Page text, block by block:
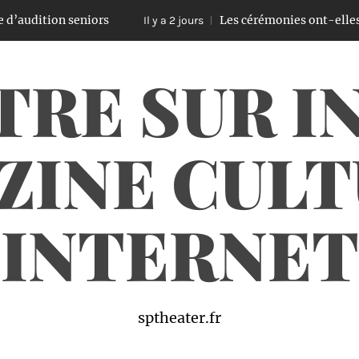
Il y a 2 jours Les cérémonies ont-elles encore
SUR
INTERNET
sptheater.fr